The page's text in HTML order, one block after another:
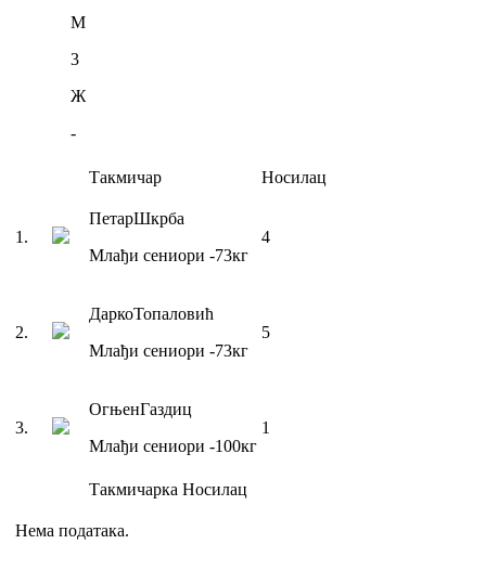
М
3
Ж
-
Такмичар Носилац
1 .
ПетарШкрба
Млађи сениори -73кг
4
2.
ДаркоТопаловић
Млађи сениори -73кг
5
3.
ОгњенГаздиц
Млађи сениори -100кг
1
Такмичарка Носилац
Нема података.